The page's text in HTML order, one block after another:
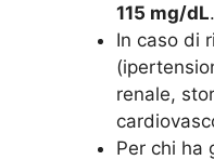
115 mg/dL.
In caso di
renale,
Per chi ha